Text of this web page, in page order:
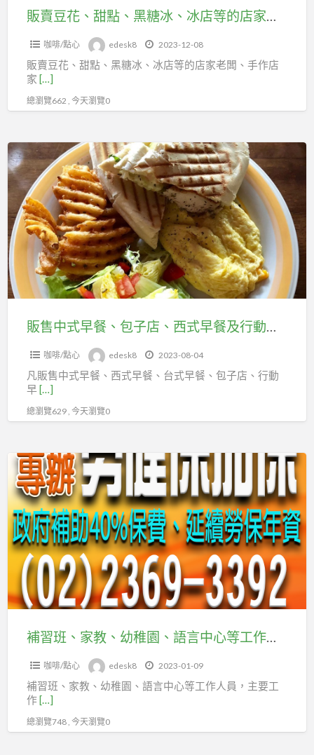
會
闆、
網
路
家，
歡
迎
加
入
售
職
業
工
會
販賣豆花、甜點、黑糖冰、冰店等的店家老闆、網路賣家，歡迎加入台北市百貨行售貨職業工會
咖啡/點心 edesk8 2023-12-08
販賣豆花、甜點、黑糖冰、冰店等的店家老闆、手作店
家 […]
總瀏覽662 , 今天瀏覽0
販
售
中
式
早
餐、
包
子
店、
餐
車
的
勞
工
朋
友，
加
售
販售中式早餐、包子店、西式早餐及行動餐車的勞工朋友，應加台北市百貨行售貨職業工會投保勞健保。
咖啡/點心 edesk8 2023-08-04
凡販售中式早餐、西式早餐、台式早餐、包子店、行動
早[…]
總瀏覽629 , 今天瀏覽0
補
習
班、
家
教、
幼
稚
園、
語
補習班、家教、幼稚園、語言中心等工作人員，趕快加入台北市圖書文具運送業職業工會
咖啡/點心 edesk8 2023-01-09
補習班、家教、幼稚園、語言中心等工作人員，主要工
作[…]
總瀏覽748 , 今天瀏覽0